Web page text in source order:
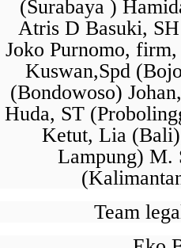
(Surabaya )
Atris D Basuki,
Joko Purnomo,
Kuswan,Spd
(Bondowoso)
Huda, ST
Ketut, Lia
Lampung) M.
Team